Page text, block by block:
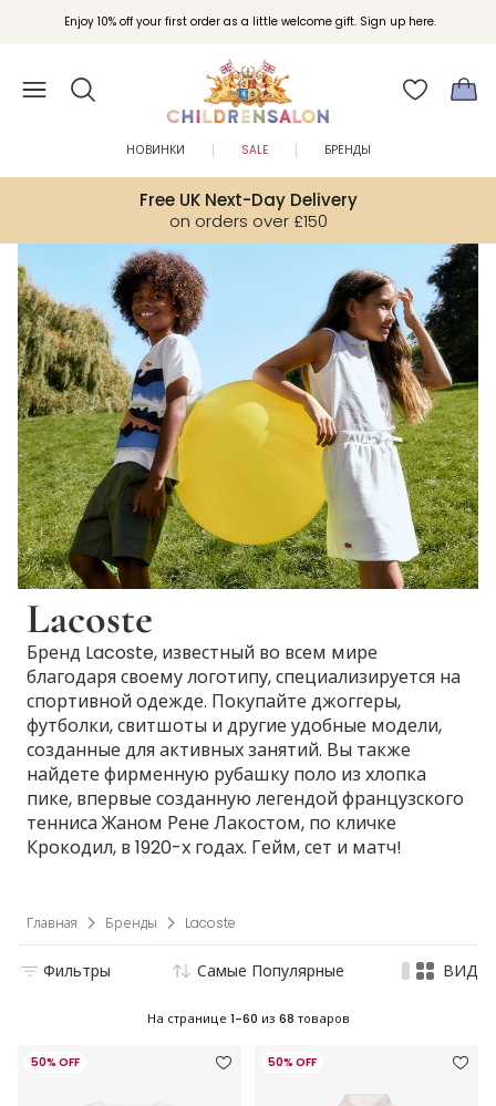
Enjoy 10% off your first order as a little welcome gift. Sign up here.
Вступайте в клуб Бонусы Childrensalon для эксклюзивных привилегий при
покупках.
Free UK Next-Day Delivery
on orders over £150
НОВИНКИ SALE БРЕНДЫ
Lacoste
Бренд Lacoste, известный во всем мире
благодаря своему логотипу, специализируется на
спортивной одежде. Покупайте джоггеры,
футболки, свитшоты и другие удобные модели,
созданные для активных занятий. Вы также
найдете фирменную рубашку поло из хлопка
пике, впервые созданную легендой французского
тенниса Жаном Рене Лакостом, по кличке
Крокодил, в 1920-х годах. Гейм, сет и матч!
Главная Бренды Lacoste
Фильтры Самые Популярные ВИД
На странице 1-60 из 68 товаров
50% OFF 50% OFF